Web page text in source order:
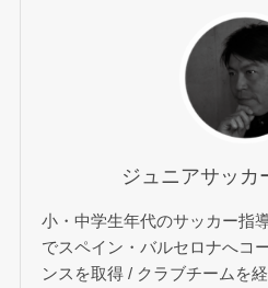
ジュニアサッカ
小・中学生年代のサッカー指
でスペイン・バルセロナへコ
ンスを取得 / クラブチームを